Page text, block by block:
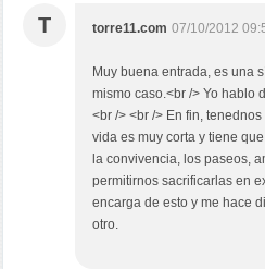
T torre11.com 07/10/2012
Muy buena entrada, es una
mismo caso.<br /> Yo hablo
<br /> <br /> En fin,
vida es muy corta y tiene
la convivencia, los paseos,
permitirnos sacrificarlas en
encarga de esto y me hace
otro.